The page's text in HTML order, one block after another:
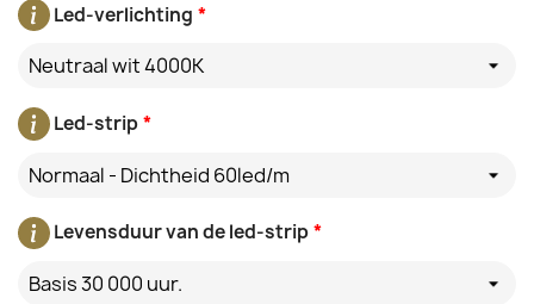
*
Led-verlichting
Neutraal wit 4000K
*
Led-strip
Normaal - Dichtheid 60led/m
*
Levensduur van de led-strip
Basis 30 000 uur.